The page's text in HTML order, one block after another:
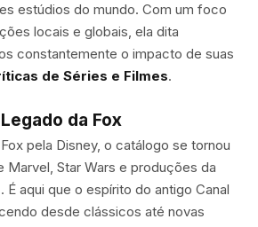
estúdios do mundo. Com um foco
locais e globais, ela dita
constantemente o impacto de suas
de Séries e Filmes.
da Fox
pela Disney, o catálogo se tornou
Marvel, Star Wars e produções da
É aqui que o espírito do antigo Canal
desde clássicos até novas